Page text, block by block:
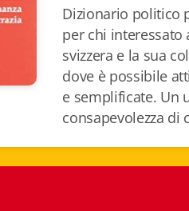
Dizionario politico
per chi
svizzera e la sua
dove è possibile
e semplificate. Un
consapevolezza di